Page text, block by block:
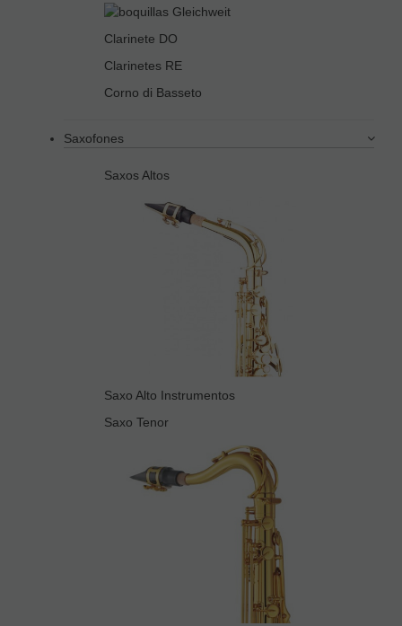
Clarinete DO
Clarinetes RE
Corno di Basseto
Saxofones
Saxos Altos
Saxo Alto Instrumentos
Saxo Tenor